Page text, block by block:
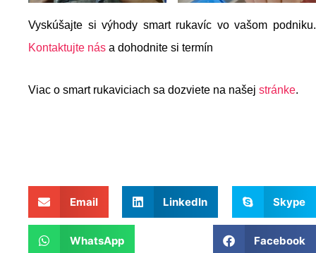
Vyskúšajte si výhody smart rukavíc vo vašom podniku.
Kontaktujte nás a dohodnite si termín
Viac o smart rukaviciach sa dozviete na našej stránke.
Email LinkedIn Skype
WhatsApp Facebook